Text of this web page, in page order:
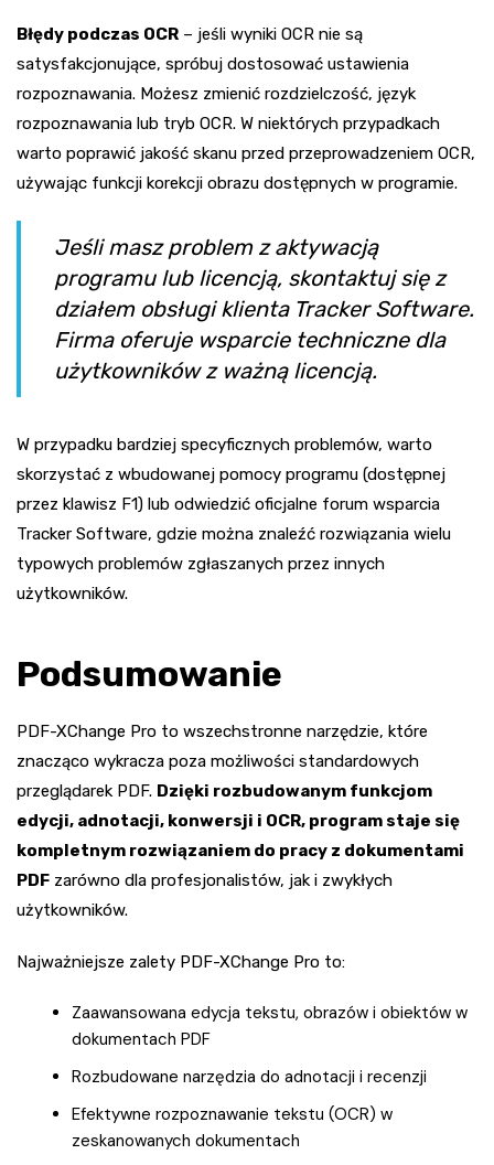
Błędy podczas OCR – jeśli wyniki OCR nie są
satysfakcjonujące, spróbuj dostosować ustawienia
rozpoznawania. Możesz zmienić rozdzielczość, język
rozpoznawania lub tryb OCR. W niektórych przypadkach
warto poprawić jakość skanu przed przeprowadzeniem OCR,
używając funkcji korekcji obrazu dostępnych w programie.
Jeśli masz problem z aktywacją
programu lub licencją, skontaktuj się z
działem obsługi klienta Tracker Software.
Firma oferuje wsparcie techniczne dla
użytkowników z ważną licencją.
W przypadku bardziej specyficznych problemów, warto
skorzystać z wbudowanej pomocy programu (dostępnej
przez klawisz F1) lub odwiedzić oficjalne forum wsparcia
Tracker Software, gdzie można znaleźć rozwiązania wielu
typowych problemów zgłaszanych przez innych
użytkowników.
Podsumowanie
PDF-XChange Pro to wszechstronne narzędzie, które
znacząco wykracza poza możliwości standardowych
przeglądarek PDF. Dzięki rozbudowanym funkcjom
edycji, adnotacji, konwersji i OCR, program staje się
kompletnym rozwiązaniem do pracy z dokumentami
PDF zarówno dla profesjonalistów, jak i zwykłych
użytkowników.
Najważniejsze zalety PDF-XChange Pro to:
Zaawansowana edycja tekstu, obrazów i obiektów w
dokumentach PDF
Rozbudowane narzędzia do adnotacji i recenzji
Efektywne rozpoznawanie tekstu (OCR) w
zeskanowanych dokumentach